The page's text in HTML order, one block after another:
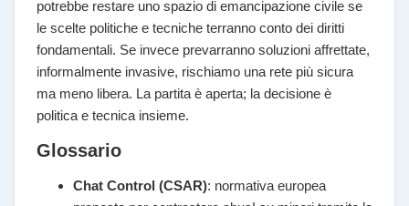
potrebbe restare uno spazio di emancipazione civile se
le scelte politiche e tecniche terranno conto dei diritti
fondamentali. Se invece prevarranno soluzioni affrettate,
informalmente invasive, rischiamo una rete più sicura
ma meno libera. La partita è aperta; la decisione è
politica e tecnica insieme.
Glossario
Chat Control (CSAR): normativa europea